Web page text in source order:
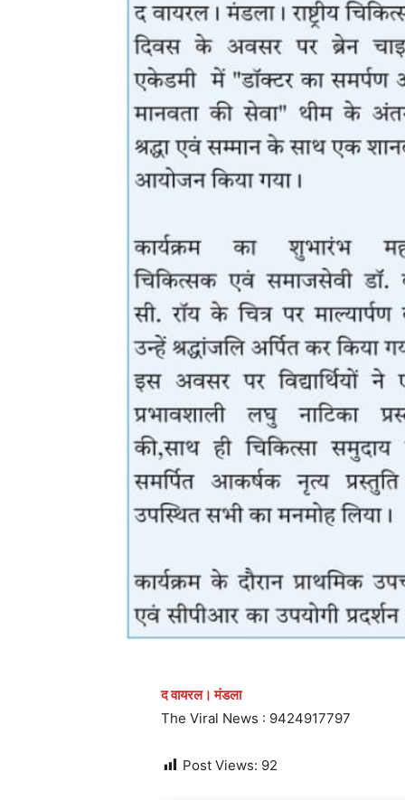
द वायरल। मंडला
The Viral News : 9424917797
Post Views: 92